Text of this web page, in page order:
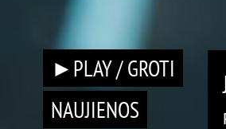
►PLAY / GROTI
NAUJIENOS